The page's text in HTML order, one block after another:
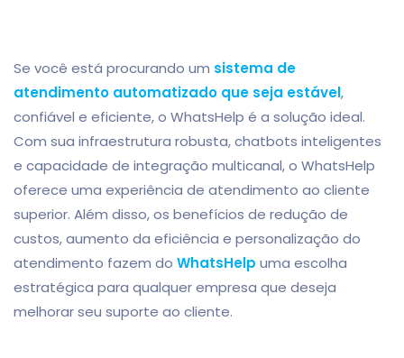
Se você está procurando um sistema de
atendimento automatizado que seja estável,
confiável e eficiente, o WhatsHelp é a solução ideal.
Com sua infraestrutura robusta, chatbots inteligentes
e capacidade de integração multicanal, o WhatsHelp
oferece uma experiência de atendimento ao cliente
superior. Além disso, os benefícios de redução de
custos, aumento da eficiência e personalização do
atendimento fazem do WhatsHelp uma escolha
estratégica para qualquer empresa que deseja
melhorar seu suporte ao cliente.